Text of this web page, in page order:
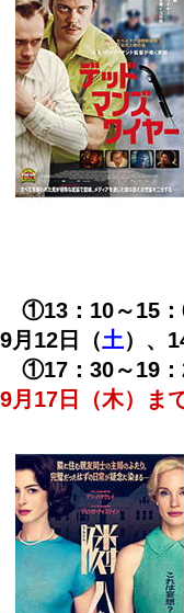
①13：10～15：
9月12日（土）、
①17：30～19：
9月17日（木）ま